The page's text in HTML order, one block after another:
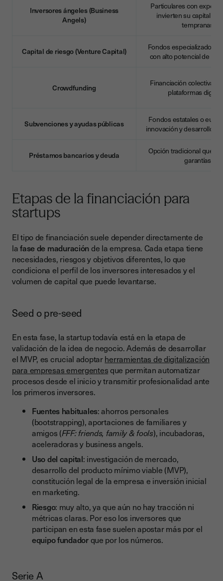
Inversores ángeles (Business
Angels)
Particulares con
invierten su capital en
tempranas.
Capital de riesgo (Venture Capital)
Fondos especializados
con alto potencial de
Crowdfunding
Financiación colectiva a
plataformas
Subvenciones y ayudas públicas
Fondos estatales o
innovación y desarrollo
Préstamos bancarios y deuda
Opción tradicional que
garantías.
Etapas de la financiación para
startups
El tipo de financiación suele depender directamente de
lafase de maduraciónde la empresa. Cada etapa tiene
necesidades, riesgos y objetivos diferentes, lo que
condiciona el perfil de los inversores interesados y el
volumen de capital que puede levantarse.
Seed o pre-seed
En esta fase, la startup todavía está en la etapa de
validación de la idea de negocio. Además de desarrollar
el MVP, es crucial adoptarherramientas de digitalización
para empresas emergentesque permitan automatizar
procesos desde el inicio y transmitir profesionalidad ante
los primeros inversores.
Fuentes habituales: ahorros personales
(bootstrapping), aportaciones de familiares y
amigos (FFF: friends, family & fools), incubadoras,
aceleradoras y business angels.
Uso del capital: investigación de mercado,
desarrollo del producto mínimo viable (MVP),
constitución legal de la empresa e inversión inicial
en marketing.
Riesgo: muy alto, ya que aún no hay tracción ni
métricas claras. Por eso los inversores que
participan en esta fase suelen apostar más por el
equipo fundadorque por los números.
Serie A